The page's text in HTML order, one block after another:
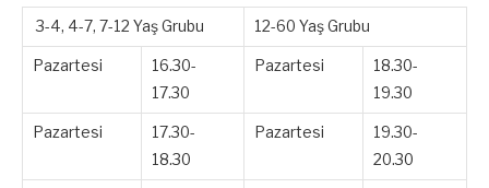
3-4, 4-7, 7-12 Yaş Grubu 12-60 Yaş Grubu
Pazartesi
16.30-
17.30
Pazartesi
18.30-
19.30
Pazartesi
17.30-
18.30
Pazartesi
19.30-
20.30